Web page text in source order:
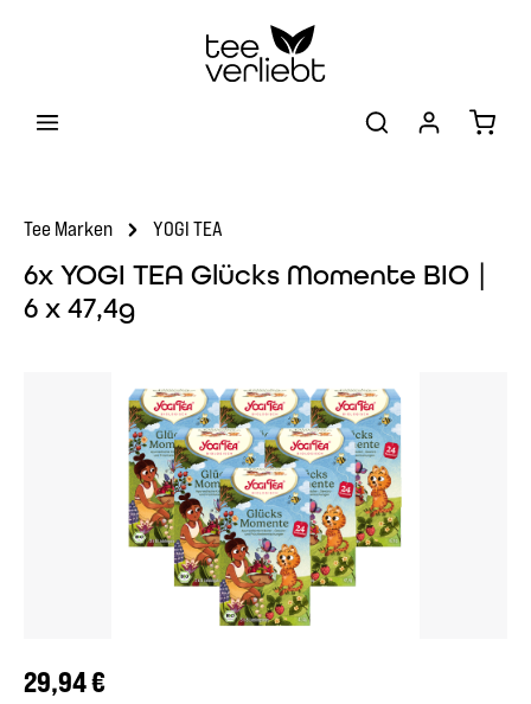
Tee Marken YOGI TEA
6x YOGI TEA Glücks Momente BIO |
6 x 47,4g
Bildergalerie überspringen
Regulärer Preis:
29,94 €